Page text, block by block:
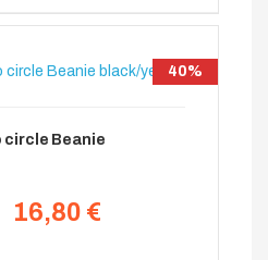
40%
circle Beanie
16,80 €